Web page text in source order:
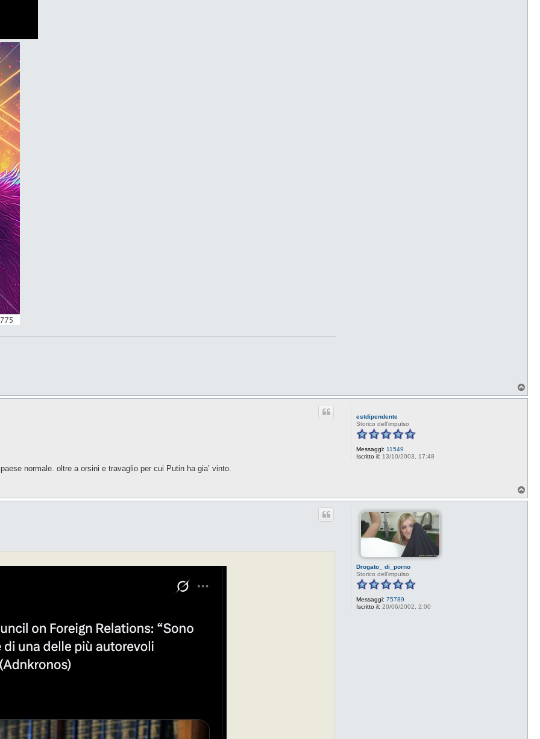
o
estdipendente
Storico dell'impulso
Messaggi: 11549
Iscritto il: 13/10/2003, 17:48
normale. oltre a orsini e travaglio per cui Putin ha gia’ vinto.
o
Drogato_ di_porno
Storico dell'impulso
Messaggi: 75789
Iscritto il: 20/06/2002, 2:00